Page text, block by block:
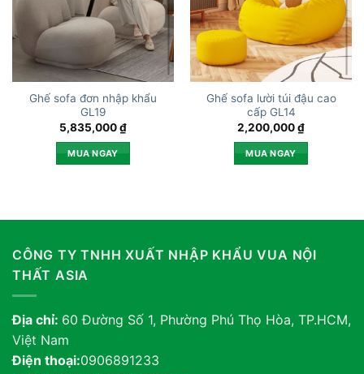
Ghế sofa đơn nhập khẩu
GL19
5,835,000₫
MUA NGAY
Ghế sofa lười túi đậu cao
cấp GL14
2,200,000₫
MUA NGAY
CÔNG TY TNHH XUẤT NHẬP KHẨU VUA NỘI
THẤT ASIA
Địa chỉ: 60 Đường Số 1, Phường Phú Thọ Hòa, TP.HCM,
Việt Nam
Điện thoại:0906891233